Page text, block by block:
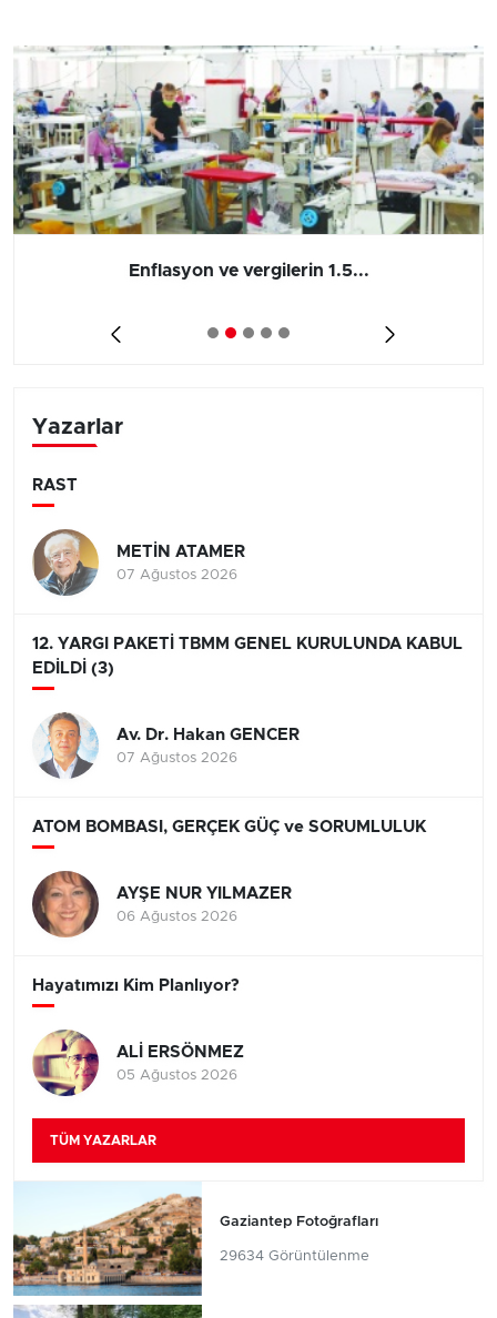
Enflasyon ve vergilerin 1.5...
Yazarlar
RAST
METİN ATAMER
07 Ağustos 2026
12. YARGI PAKETİ TBMM GENEL KURULUNDA KABUL
EDİLDİ (3)
Av. Dr. Hakan GENCER
07 Ağustos 2026
ATOM BOMBASI, GERÇEK GÜÇ ve SORUMLULUK
AYŞE NUR YILMAZER
06 Ağustos 2026
Hayatımızı Kim Planlıyor?
ALİ ERSÖNMEZ
05 Ağustos 2026
TÜM YAZARLAR
Gaziantep Fotoğrafları
29634 Görüntülenme